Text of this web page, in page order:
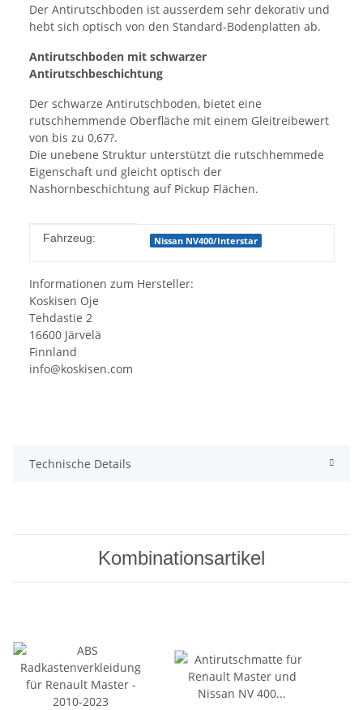
Der Antirutschboden ist ausserdem sehr dekorativ und
hebt sich optisch von den Standard-Bodenplatten ab.
Antirutschboden mit schwarzer
Antirutschbeschichtung
Der schwarze Antirutschboden, bietet eine
rutschhemmende Oberfläche mit einem Gleitreibewert
von bis zu 0,67?.
Die unebene Struktur unterstützt die rutschhemmede
Eigenschaft und gleicht optisch der
Nashornbeschichtung auf Pickup Flächen.
Produkteigenschaft
Wert
Fahrzeug: Nissan NV400/Interstar
Informationen zum Hersteller:
Koskisen Oje
Tehdastie 2
16600 Järvelä
Finnland
info@koskisen.com
Technische Details
Kombinationsartikel